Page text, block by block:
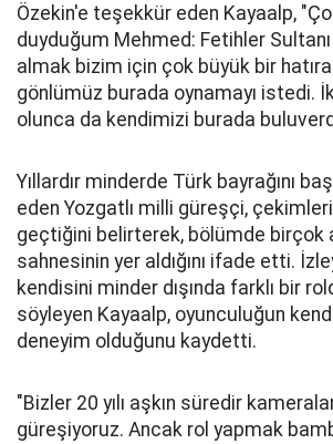
Özekin'e teşekkür eden Kayaalp,
duyduğum Mehmed: Fetihler
almak bizim için çok büyük bir
gönlümüz burada oynamayı istedi.
olunca da kendimizi burada
Yıllardır minderde Türk bayrağını
eden Yozgatlı milli güreşçi,
geçtiğini belirterek, bölümde birçok
sahnesinin yer aldığını ifade etti.
kendisini minder dışında farklı bir
söyleyen Kayaalp, oyunculuğun
deneyim olduğunu kaydetti.
"Bizler 20 yılı aşkın süredir
güreşiyoruz. Ancak rol yapmak